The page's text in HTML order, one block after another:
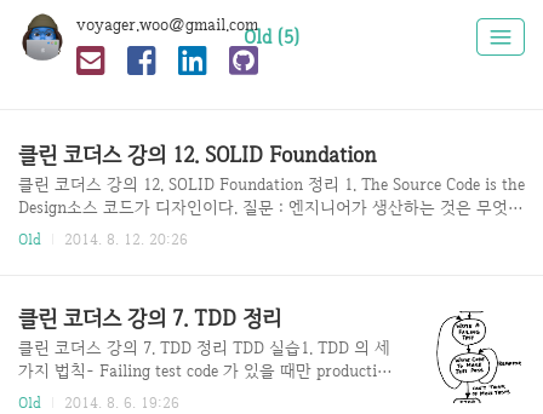
voyager.woo@gmail.comOld (5)
클린 코더스 강의 12. SOLID Foundation
클린 코더스 강의 12. SOLID Foundation 정리 1. The Source Code is the
Design소스 코드가 디자인이다. 질문 : 엔지니어가 생산하는 것은 무엇인
가?대답 : 엔지니어는 프로덕트를 만들기 위한 문서를 만든다.(Engineers
소스 코드는 설계(Design)이다. 기존의 산업(건물, 회로, 기계 등)에서는
설계 비용이 저렴하며 설계 이후 생산 중에는 수정이 거의 불가능하다. e
x) 건물이 지어지고 나서 건물의 외관을 바꾸기 굉장히 어렵다...
Old 2014. 8. 12. 20:26
클린 코더스 강의 7. TDD 정리
클린 코더스 강의 7. TDD 정리 TDD 실습1. TDD 의 세
가지 법칙- Failing test code 가 있을 때만 production
code를 작성해라.- 실패를 나타낼 수 있는 충분한(적당
Old 2014. 8. 6. 19:26